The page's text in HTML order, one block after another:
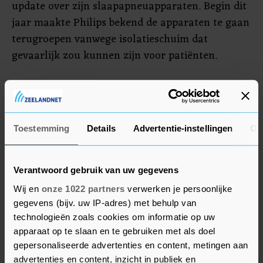
Toestemming Details Advertentie-instellingen
Verantwoord gebruik van uw gegevens
Wij en onze 1022 partners verwerken je persoonlijke
gegevens (bijv. uw IP-adres) met behulp van
technologieën zoals cookies om informatie op uw
apparaat op te slaan en te gebruiken met als doel
gepersonaliseerde advertenties en content, metingen aan
advertenties en content, inzicht in publiek en
update over zijn slaapapneuapparaten. Begin dit
jaar maakte Philips bekend de apparaten te gaan
terugroepen vanwege isolatieschuim dat
gevaarlijk zou kunnen zijn voor patiënten.
In de MidKap ging fitnessketen Basic-Fit aan kop
met een plus van dik 3 procent. Advies- en
ingenieursbureau Arcadis sloot de rij met een
min van 0,8 procent.
Verlies Air France-KLM
Air France-KLM verloor 0,5 procent. Beleggers
verwerkten de berichten uit de Verenigde Staten
dat United Airlines en Delta Air Lines samen
ruim tweehonderd vluchten op kerstavond